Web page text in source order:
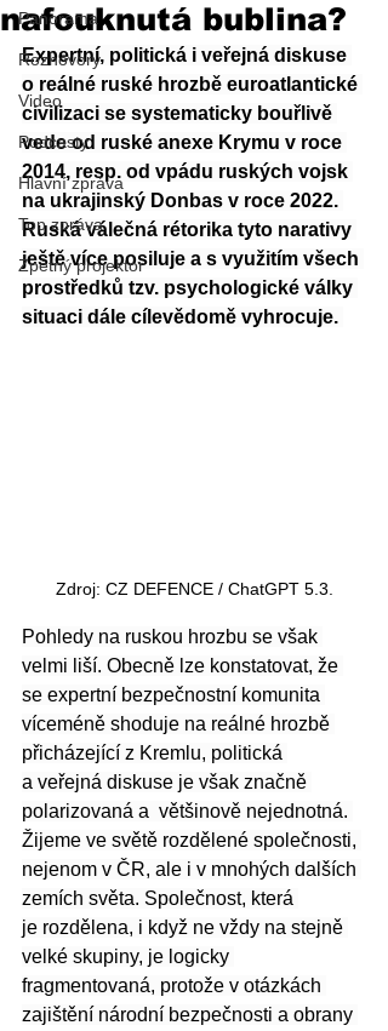
Panorama
Rozhovory
Video
Podcasty
Hlavní zpráva
Top zpráva
Zpětný projektor
nafouknutá bublina?
Expertní, politická i veřejná diskuse
o reálné ruské hrozbě euroatlantické
civilizaci se systematicky bouřlivě
vede od ruské anexe Krymu v roce
2014, resp. od vpádu ruských vojsk
na ukrajinský Donbas v roce 2022.
Ruská válečná rétorika tyto narativy
ještě více posiluje a s využitím všech
prostředků tzv. psychologické války
situaci dále cílevědomě vyhrocuje.
Zdroj: CZ DEFENCE / ChatGPT 5.3.
Pohledy na ruskou hrozbu se však
velmi liší. Obecně lze konstatovat, že
se expertní bezpečnostní komunita
víceméně shoduje na reálné hrozbě
přicházející z Kremlu, politická
a veřejná diskuse je však značně
polarizovaná a  většinově nejednotná.
Žijeme ve světě rozdělené společnosti,
nejenom v ČR, ale i v mnohých dalších
zemích světa. Společnost, která
je rozdělena, i když ne vždy na stejně
velké skupiny, je logicky
fragmentovaná, protože v otázkách
zajištění národní bezpečnosti a obrany